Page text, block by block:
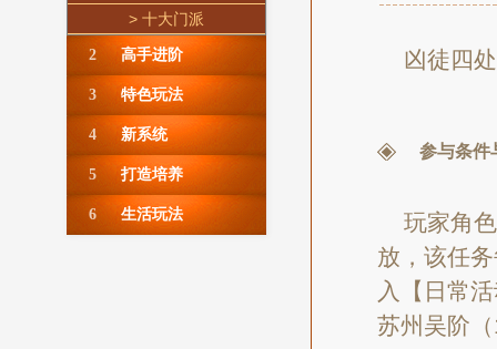
凶徒四
参与条件
玩家角
放，该任
入【日常
苏州吴阶
> 十大门派
2 高手进阶
3 特色玩法
4 新系统
5 打造培养
6 生活玩法